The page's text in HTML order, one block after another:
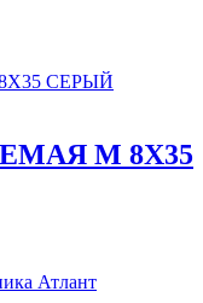
M 8X35